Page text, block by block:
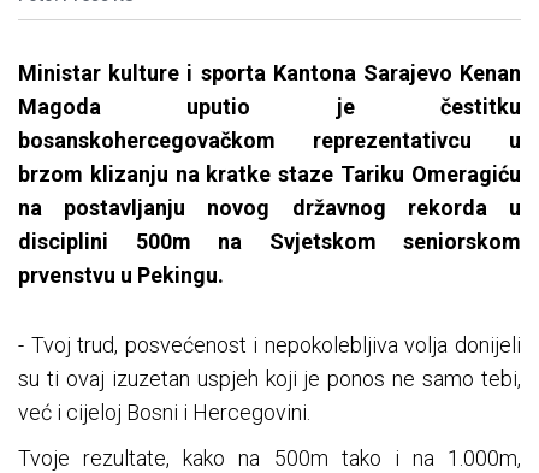
Ministar kulture i sporta Kantona Sarajevo Kenan
Magoda uputio je čestitku
bosanskohercegovačkom reprezentativcu u
brzom klizanju na kratke staze Tariku Omeragiću
na postavljanju novog državnog rekorda u
disciplini 500m na Svjetskom seniorskom
prvenstvu u Pekingu.
- Tvoj trud, posvećenost i nepokolebljiva volja donijeli
su ti ovaj izuzetan uspjeh koji je ponos ne samo tebi,
već i cijeloj Bosni i Hercegovini.
Tvoje rezultate, kako na 500m tako i na 1.000m,